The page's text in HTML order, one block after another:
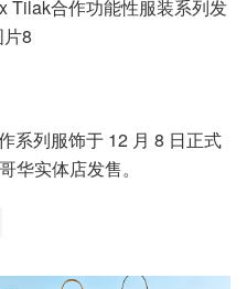
系列服饰于 12 月 8 日正式
华实体店发售。